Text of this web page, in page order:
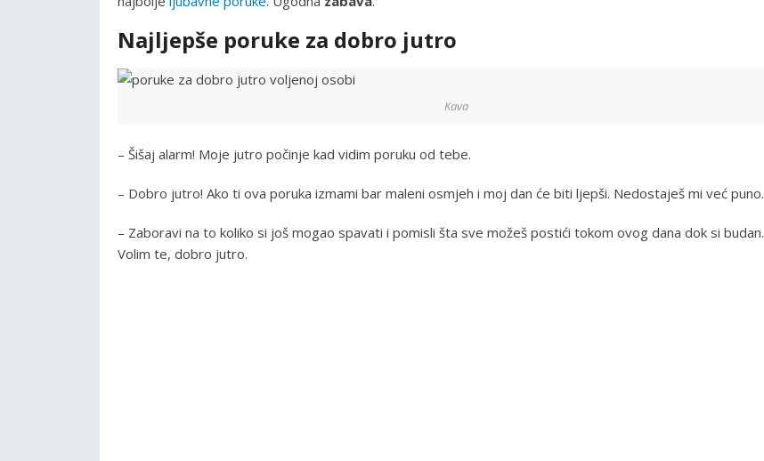
Najljepše poruke za dobro jutro
Kava
– Šišaj alarm! Moje jutro počinje kad vidim poruku od tebe.
– Dobro jutro! Ako ti ova poruka izmami bar maleni osmjeh i moj dan će biti ljepši. Nedostaješ mi već puno.
– Zaboravi na to koliko si još mogao spavati i pomisli šta sve možeš postići tokom ovog dana dok si budan.
Volim te, dobro jutro.